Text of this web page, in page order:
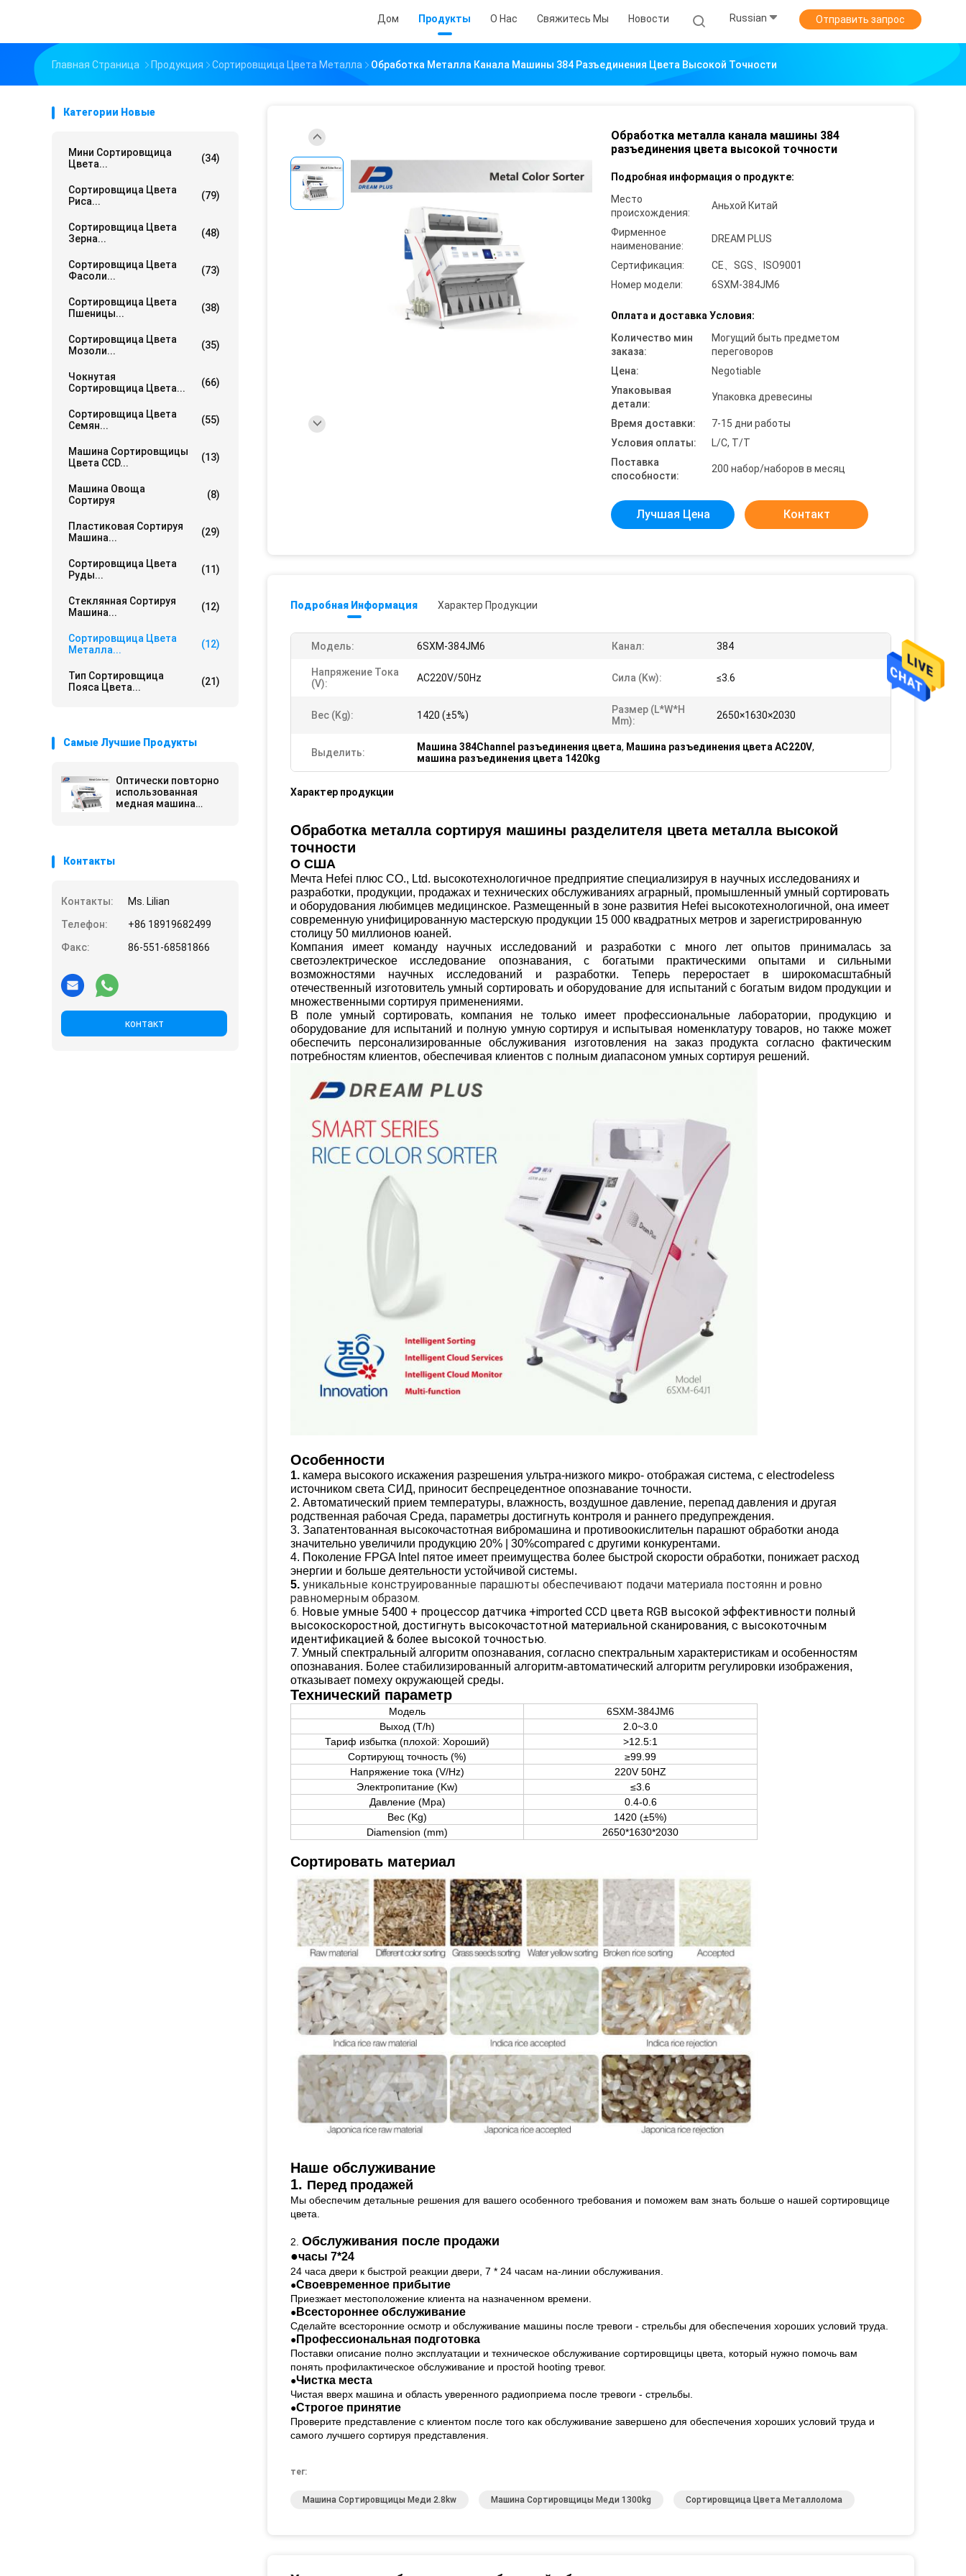
Дом Продукты О Нас Свяжитесь Мы Новости Russian Отправить запрос
Главная Страница Продукция Сортировщица Цвета Металла Обработка Металла Канала Машины 384 Разъединения Цвета Высокой Точности
Категории Новые
Мини Сортировщица
Цвета...
(34)
Сортировщица Цвета
Риса...
(79)
Сортировщица Цвета
Зерна...
(48)
Сортировщица Цвета
Фасоли...
(73)
Сортировщица Цвета
Пшеницы...
(38)
Сортировщица Цвета
Мозоли...
(35)
Чокнутая
Сортировщица Цвета...
(66)
Сортировщица Цвета
Семян...
(55)
Машина Сортировщицы
Цвета CCD...
(13)
Машина Овоща
Сортируя
(8)
Пластиковая Сортируя
Машина...
(29)
Сортировщица Цвета
Руды...
(11)
Стеклянная Сортируя
Машина...
(12)
Сортировщица Цвета
Металла...
(12)
Тип Сортировщица
Пояса Цвета...
(21)
Самые Лучшие Продукты
Оптически повторно
использованная
медная машина
Контакты
Контакты:
Ms. Lilian
Телефон:
+86 18919682499
Факс:
86-551-68581866
контакт
Обработка металла канала машины 384
разъединения цвета высокой точности
Подробная информация о продукте:
Место
происхождения:
Аньхой Китай
Фирменное
наименование:
DREAM PLUS
Сертификация:
CE、SGS、ISO9001
Номер модели:
6SXM-384JM6
Оплата и доставка Условия:
Количество мин
заказа:
Могущий быть предметом
переговоров
Цена:
Negotiable
Упаковывая
детали:
Упаковка древесины
Время доставки:
7-15 дни работы
Условия оплаты:
L/C, T/T
Поставка
способности:
200 набор/наборов в месяц
Лучшая Цена Контакт
Подробная Информация Характер Продукции
Модель: 6SXM-384JM6 Канал: 384
Напряжение Тока
(v):
AC220V/50Hz Сила (Kw): ≤3.6
Вес (Kg): 1420 (±5%)
Размер (L*W*H
Mm):
2650×1630×2030
Выделить: Машина 384Channel разъединения цвета, Машина разъединения цвета AC220V,
машина разъединения цвета 1420kg
Характер продукции
Обработка металла сортируя машины разделителя цвета металла высокой
точности
О США
Мечта Hefei плюс CO., Ltd. высокотехнологичное предприятие специализируя в научных исследованиях и
разработки, продукции, продажах и технических обслуживаниях аграрный, промышленный умный сортировать
и оборудования любимцев медицинское. Размещенный в зоне развития Hefei высокотехнологичной, она имеет
современную унифицированную мастерскую продукции 15 000 квадратных метров и зарегистрированную
столицу 50 миллионов юаней.
Компания имеет команду научных исследований и разработки с много лет опытов принималась за
светоэлектрическое исследование опознавания, с богатыми практическими опытами и сильными
возможностями научных исследований и разработки. Теперь переростает в широкомасштабный
отечественный изготовитель умный сортировать и оборудование для испытаний с богатым видом продукции и
множественными сортируя применениями.
В поле умный сортировать, компания не только имеет профессиональные лаборатории, продукцию и
оборудование для испытаний и полную умную сортируя и испытывая номенклатуру товаров, но также может
обеспечить персонализированные обслуживания изготовления на заказ продукта согласно фактическим
потребностям клиентов, обеспечивая клиентов с полным диапасоном умных сортируя решений.
Особенности
1. камера высокого искажения разрешения ультра-низкого микро- отображая система, с electrodeless
источником света СИД, приносит беспрецедентное опознавание точности.
2. Автоматический прием температуры, влажность, воздушное давление, перепад давления и другая
родственная рабочая Среда, параметры достигнуть контроля и раннего предупреждения.
3. Запатентованная высокочастотная вибромашина и противоокислительн парашют обработки анода
значительно увеличили продукцию 20% | 30%compared с другими конкурентами.
4. Поколение FPGA Intel пятое имеет преимущества более быстрой скорости обработки, понижает расход
энергии и больше деятельности устойчивой системы.
5. уникальные конструированные парашюты обеспечивают подачи материала постоянн и ровно
равномерным образом.
6. Новые умные 5400 + процессор датчика +imported CCD цвета RGB высокой эффективности полный
высокоскоростной, достигнуть высокочастотной материальной сканирования, с высокоточным
идентификацией & более высокой точностью.
7. Умный спектральный алгоритм опознавания, согласно спектральным характеристикам и особенностям
опознавания. Более стабилизированный алгоритм-автоматический алгоритм регулировки изображения,
отказывает помеху окружающей среды.
Технический параметр
Модель
6SXM-384JM6
Выход (T/h)
2.0~3.0
Тариф избытка (плохой: Хороший)
>12.5:1
Сортирующ точность (%)
≥99.99
Напряжение тока (V/Hz)
220V 50HZ
Электропитание (Kw)
≤3.6
Давление (Mpa)
0.4-0.6
Вес (Kg)
1420 (±5%)
Diamension (mm)
2650*1630*2030
Сортировать материал
Наше обслуживание
1. Перед продажей
Мы обеспечим детальные решения для вашего особенного требования и поможем вам знать больше о нашей сортировщице
цвета.
2. Обслуживания после продажи
●часы 7*24
24 часа двери к быстрой реакции двери, 7 * 24 часам на-линии обслуживания.
●Своевременное прибытие
Приезжает местоположение клиента на назначенном времени.
●Всестороннее обслуживание
Сделайте всесторонние осмотр и обслуживание машины после тревоги - стрельбы для обеспечения хороших условий труда.
●Профессиональная подготовка
Поставки описание полно эксплуатации и техническое обслуживание сортировщицы цвета, который нужно помочь вам
понять профилактическое обслуживание и простой hooting тревог.
●Чистка места
Чистая вверх машина и область уверенного радиоприема после тревоги - стрельбы.
●Строгое принятие
Проверите представление с клиентом после того как обслуживание завершено для обеспечения хороших условий труда и
самого лучшего сортируя представления.
тег:
Машина Сортировщицы Меди 2.8kw Машина Сортировщицы Меди 1300kg Сортировщица Цвета Металлолома